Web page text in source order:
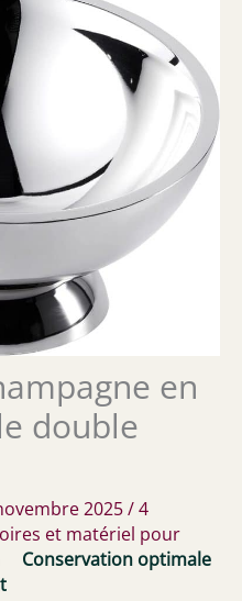
en
double
2025/4
et matériel pour
Conservation optimale